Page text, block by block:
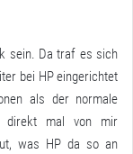
sein. Da traf es sich
bei HP eingerichtet
als der normale
direkt mal von mir
was HP da so an